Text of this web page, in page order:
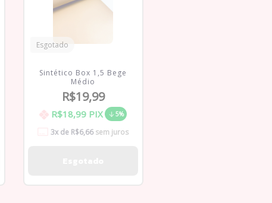
Esgotado
Sintético Box 1,5 Bege
Médio
R$19,99
R$18,99 PIX 5%
3x de R$6,66sem juros